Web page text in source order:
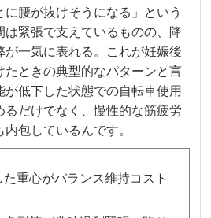
に腰が抜けそうになる」という
は緊張で支えているものの、降
が一気に表れる。これが妊娠後
たときの典型的なパターンと言
が低下した状態での自転車使用
るだけでなく、慢性的な筋疲労
包しているんです。
重心がバランス維持コスト